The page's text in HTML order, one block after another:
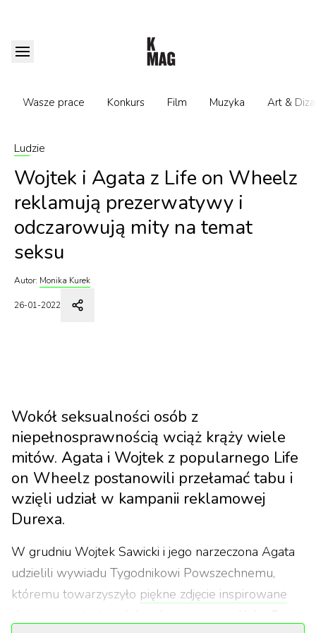
Wasze prace Konkurs Film Muzyka Art &
Ludzie
Wojtek i Agata z Life on Wheelz
reklamują prezerwatywy i
odczarowują mity na temat
seksu
Autor: Monika Kurek
26-01-2022
Wokół seksualności osób z
niepełnosprawnością wciąż krąży wiele
mitów. Agata i Wojtek z popularnego Life
on Wheelz postanowili przełamać tabu i
wzięli udział w kampanii reklamowej
Durexa.
W grudniu Wojtek Sawicki i jego narzeczona Agata
udzielili wywiadu Tygodnikowi Powszechnemu,
któremu towarzyszyło piękne zdjęcie inspirowane
słynnym portretem Johna Lennona oraz Yoko Ono.